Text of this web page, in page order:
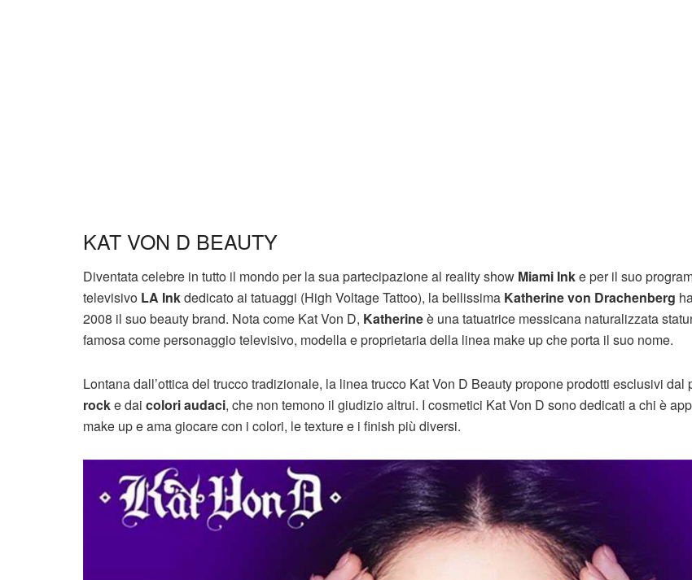
KAT VON D BEAUTY
Diventata celebre in tutto il mondo per la sua partecipazione al reality show Miami Inke per il suo
televisivo LA Inkdedicato ai tatuaggi (High Voltage Tattoo), la bellissima Katherine von Drachenberg
2008 il suo beauty brand. Nota come Kat Von D, Katherineè una tatuatrice messicana naturalizzata
famosa come personaggio televisivo, modella e proprietaria della linea make up che porta il suo nome.
Lontana dall’ottica del trucco tradizionale, la linea trucco Kat Von D Beauty propone prodotti esclusivi dal
rocke dai colori audaci, che non temono il giudizio altrui. I cosmetici Kat Von D sono dedicati a chi è
make up e ama giocare con i colori, le texture e i finish più diversi.